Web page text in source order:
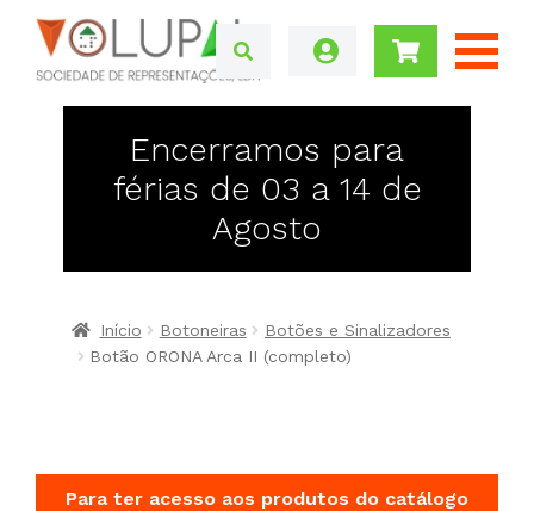
Encerramos para
férias de 03 a 14 de
Agosto
Início Botoneiras
Botões e Sinalizadores
Botão ORONA Arca II (completo)
Para ter acesso aos produtos do catálogo